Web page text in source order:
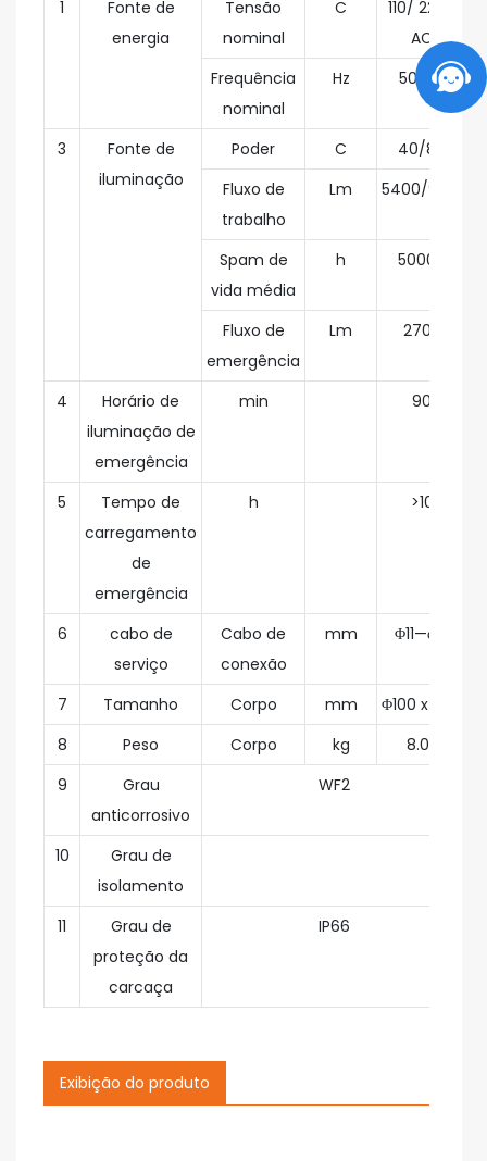
1
Fonte de
energia
Tensão
nominal
C
110/ 220V
AC
Frequência
nominal
Hz 50/60
3
Fonte de
iluminação
Poder C
40/80
Fluxo de
trabalho
Lm 5400/9100
Spam de
vida média
h 50000
Fluxo de
emergência
Lm 2700
4
Horário de
iluminação de
emergência
min 90
5
Tempo de
carregamento
de
emergência
h >10
6
cabo de
serviço
Cabo de
conexão
mm Φ11—φ17
7 Tamanho Corpo mm
Φ100 x 900
8
Peso Corpo kg
8.05
9
Grau
anticorrosivo
WF2
10
Grau de
isolamento
11
Grau de
proteção da
carcaça
IP66
Exibição do produto